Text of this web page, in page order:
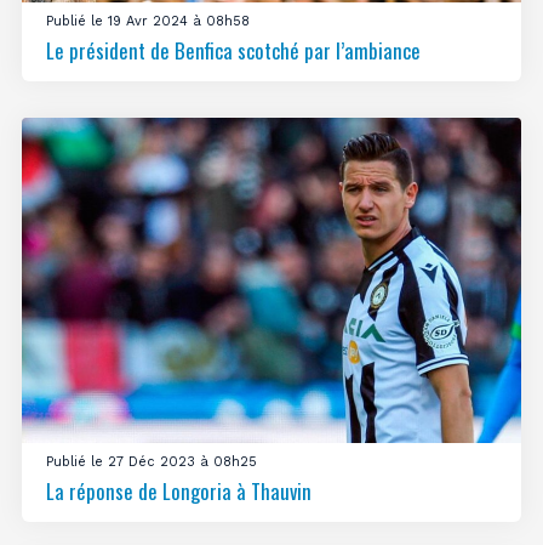
Publié le 19 Avr 2024 à 08h58
Le président de Benfica scotché par l’ambiance
Publié le 27 Déc 2023 à 08h25
La réponse de Longoria à Thauvin